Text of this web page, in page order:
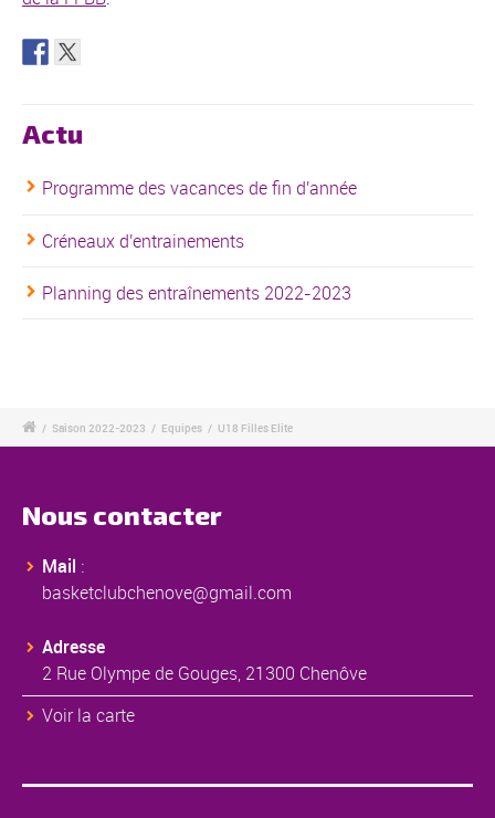
Actu
Programme des vacances de fin d'année
Créneaux d'entrainements
Planning des entraînements 2022-2023
/ Saison 2022-2023 / Equipes / U18 Filles Elite
Nous contacter
Mail :
basketclubchenove@gmail.com
Adresse
2 Rue Olympe de Gouges, 21300 Chenôve
Voir la carte